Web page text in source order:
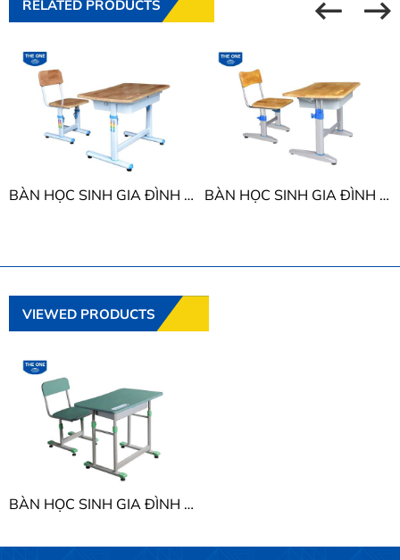
RELATED PRODUCTS
BÀN HỌC SINH GIA ĐÌNH THE ONE BHS29B-4 / GHS29B-4 BÀN HỌC SINH GIA ĐÌNH THE ONE BHS20-4 / GHS20-4
VIEWED PRODUCTS
BÀN HỌC SINH GIA ĐÌNH THE ONE BHS28-1 / GHS28-1